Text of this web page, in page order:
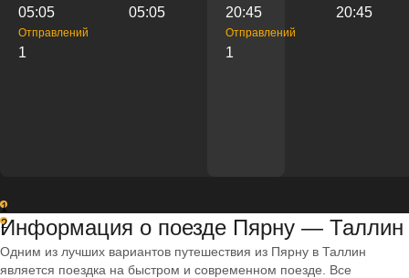
05:05 05:05
Отправлений
1
20:45 20:45
Отправлений
1
1
2
Информация о поезде Пярну — Таллин
Одним из лучших вариантов путешествия из Пярну в Таллин
является поездка на быстром и современном поезде. Все